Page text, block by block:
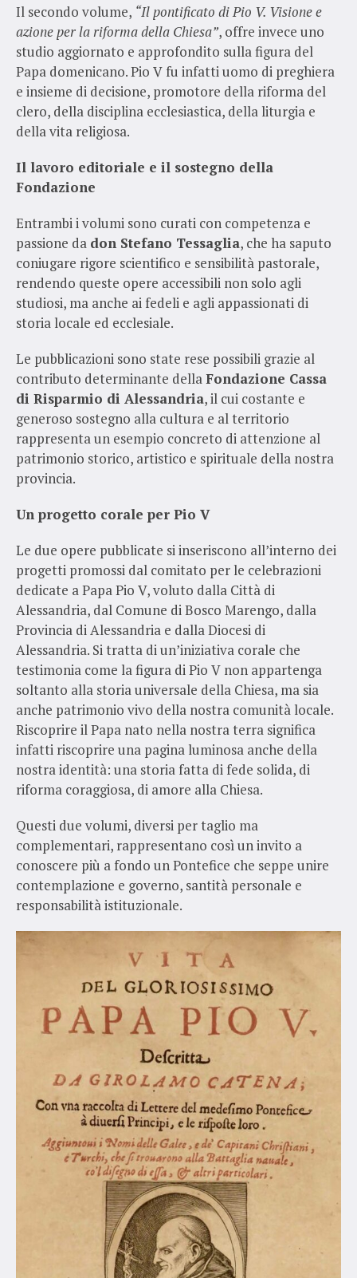
Il secondo volume, “Il pontificato di Pio V. Visione e
azione per la riforma della Chiesa”, offre invece uno
studio aggiornato e approfondito sulla figura del
Papa domenicano. Pio V fu infatti uomo di preghiera
e insieme di decisione, promotore della riforma del
clero, della disciplina ecclesiastica, della liturgia e
della vita religiosa.
Il lavoro editoriale e il sostegno della
Fondazione
Entrambi i volumi sono curati con competenza e
passione da don Stefano Tessaglia, che ha saputo
coniugare rigore scientifico e sensibilità pastorale,
rendendo queste opere accessibili non solo agli
studiosi, ma anche ai fedeli e agli appassionati di
storia locale ed ecclesiale.
Le pubblicazioni sono state rese possibili grazie al
contributo determinante dellaFondazione Cassa
di Risparmio di Alessandria, il cui costante e
generoso sostegno alla cultura e al territorio
rappresenta un esempio concreto di attenzione al
patrimonio storico, artistico e spirituale della nostra
provincia.
Un progetto corale per Pio V
Le due opere pubblicate si inseriscono all’interno dei
progetti promossi dal comitato per le celebrazioni
dedicate a Papa Pio V, voluto dalla Città di
Alessandria, dal Comune di Bosco Marengo, dalla
Provincia di Alessandria e dalla Diocesi di
Alessandria. Si tratta di un’iniziativa corale che
testimonia come la figura di Pio V non appartenga
soltanto alla storia universale della Chiesa, ma sia
anche patrimonio vivo della nostra comunità locale.
Riscoprire il Papa nato nella nostra terra significa
infatti riscoprire una pagina luminosa anche della
nostra identità: una storia fatta di fede solida, di
riforma coraggiosa, di amore alla Chiesa.
Questi due volumi, diversi per taglio ma
complementari, rappresentano così un invito a
conoscere più a fondo un Pontefice che seppe unire
contemplazione e governo, santità personale e
responsabilità istituzionale.